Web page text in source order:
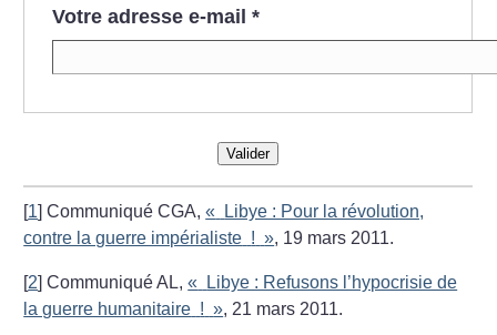
Votre adresse e-mail *
Valider
[1]Communiqué CGA,«
Libye : Pour la révolution,
contre la guerre impérialiste ! », 19 mars 2011.
[2]Communiqué AL,«
Libye : Refusons l’hypocrisie de
la guerre humanitaire ! », 21 mars 2011.